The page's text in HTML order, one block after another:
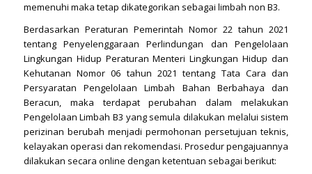
memenuhi maka tetap dikategorikan sebagai limbah non B3.
Berdasarkan Peraturan Pemerintah Nomor 22 tahun 2021
tentang Penyelenggaraan Perlindungan dan Pengelolaan
Lingkungan Hidup Peraturan Menteri Lingkungan Hidup dan
Kehutanan Nomor 06 tahun 2021 tentang Tata Cara dan
Persyaratan Pengelolaan Limbah Bahan Berbahaya dan
Beracun, maka terdapat perubahan dalam melakukan
Pengelolaan Limbah B3 yang semula dilakukan melalui sistem
perizinan berubah menjadi permohonan persetujuan teknis,
kelayakan operasi dan rekomendasi. Prosedur pengajuannya
dilakukan secara online dengan ketentuan sebagai berikut: